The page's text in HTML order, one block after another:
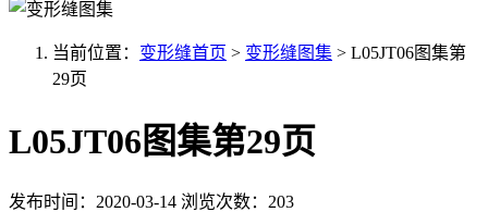
当前位置： 变形缝首页 > 变形缝图集 > L05JT06图集第
29页
L05JT06图集第29页
发布时间：2020-03-14 浏览次数：203